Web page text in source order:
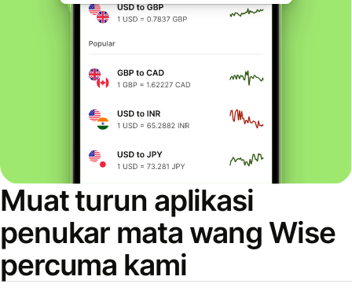
Muat turun aplikasi
penukar mata wang Wise
percuma kami